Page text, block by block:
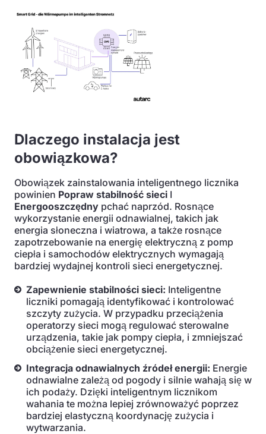
Dlaczego instalacja jest
obowiązkowa?
Obowiązek zainstalowania inteligentnego licznika
powinien Popraw stabilność sieci I
Energooszczędny pchać naprzód. Rosnące
wykorzystanie energii odnawialnej, takich jak
energia słoneczna i wiatrowa, a także rosnące
zapotrzebowanie na energię elektryczną z pomp
ciepła i samochodów elektrycznych wymagają
bardziej wydajnej kontroli sieci energetycznej.
Zapewnienie stabilności sieci: Inteligentne
liczniki pomagają identyfikować i kontrolować
szczyty zużycia. W przypadku przeciążenia
operatorzy sieci mogą regulować sterowalne
urządzenia, takie jak pompy ciepła, i zmniejszać
obciążenie sieci energetycznej.
Integracja odnawialnych źródeł energii: Energie
odnawialne zależą od pogody i silnie wahają się w
ich podaży. Dzięki inteligentnym licznikom
wahania te można lepiej zrównoważyć poprzez
bardziej elastyczną koordynację zużycia i
wytwarzania.